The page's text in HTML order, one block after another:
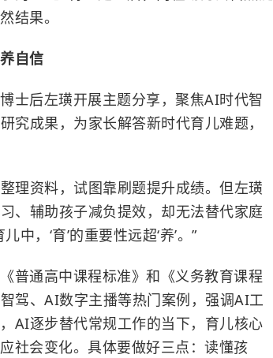
结果。
自信
士后左璜开展主题分享，聚焦AI时代智
究成果，为家长解答新时代育儿难题，
理资料，试图靠刷题提升成绩。但左璜
、辅助孩子减负提效，却无法替代家庭
，‘育’的重要性远超‘养’。”
普通高中课程标准》和《义务教育课程
驾、AI数字主播等热门案例，强调AI工
AI逐步替代常规工作的当下，育儿核心
社会变化。具体要做好三点：读懂孩